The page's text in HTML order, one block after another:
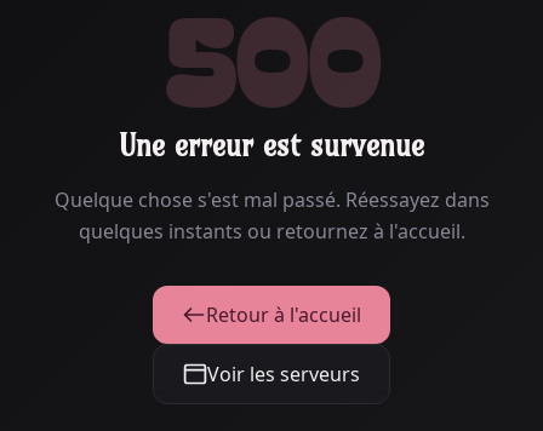
500
Une erreur est survenue
Quelque chose s'est mal passé. Réessayez dans
quelques instants ou retournez à l'accueil.
Retour à l'accueil
Voir les serveurs